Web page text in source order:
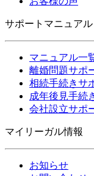
サポートマニュアル
マニュアル一
離婚問題サポ
相続手続きサ
成年後見手続
会社設立サポ
マイリーガル情報
お知らせ